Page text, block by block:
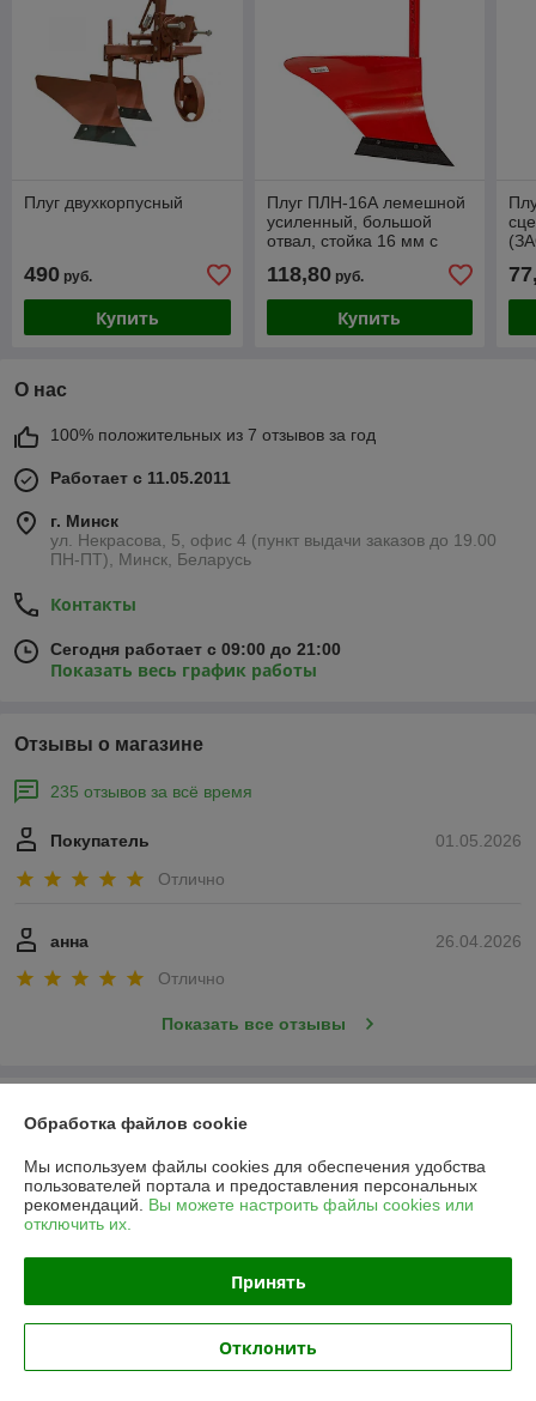
Плуг двухкорпусный
490 руб.
Купить
Плуг ПЛН-16А лемешной
усиленный, большой
отвал, стойка 16 мм с
118,80руб.
Купить
О нас
100% положительных из 7 отзывов за год
Работает с 11.05.2011
г. Минск
ул. Некрасова, 5, офис 4 (пункт выдачи заказов до 19.00
ПН-ПТ), Минск, Беларусь
Контакты
Сегодня работает с 09:00 до 21:00
Показать весь график работы
Отзывы о магазине
235 отзывов за всё время
01.05.2026
Покупатель
Отлично
26.04.2026
анна
Отлично
Показать все отзывы
Контакты
Доставка и оплата
Полная версия сайта
Обработка файлов cookie
Мы используем файлы cookies для обеспечения удобства
пользователей портала и предоставления персональных
рекомендаций. Вы можете настроить файлы cookies или
отключить их.
Принять
Отклонить